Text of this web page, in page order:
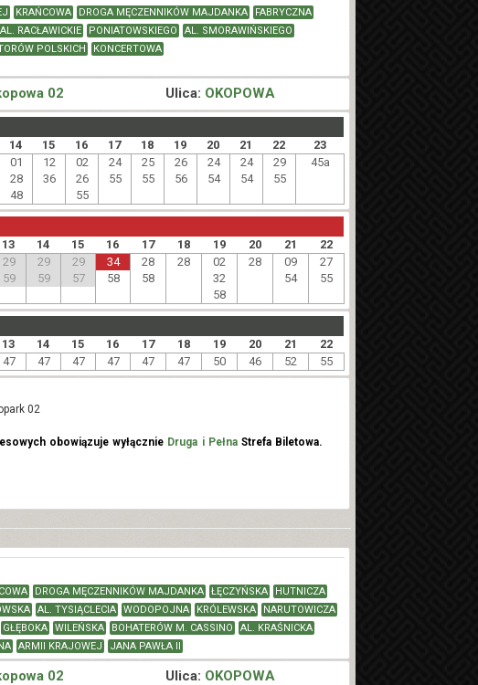
KRAŃCOWA DROGA MĘCZENNIKÓW MAJDANKA
FABRYCZNA
AL. RACŁAWICKIE PONIATOWSKIEGO
AL. SMORAWIŃSKIEGO
POLSKICH
KONCERTOWA
02 Ulica: OKOPOWA
14 15 16 17 18 19 20 21 22 23
01
28
48
12
36
02
26
55
24
55
25
55
26
56
24
54
24
54
29
55
45a
13 14 15 16 17 18 19 20 21 22
29
59
29
59
29
57
34
58
28
58
28
02
32
58
28
09
54
27
55
13 14 15 16 17 18 19 20 21 22
47 47 47 47 47 47 50 46 52 55
02
obowiązuje wyłącznie Druga i PełnaStrefa Biletowa.
DROGA MĘCZENNIKÓW MAJDANKA ŁĘCZYŃSKA
HUTNICZA
AL. TYSIĄCLECIA WODOPOJNA KRÓLEWSKA
NARUTOWICZA
GŁĘBOKA WILEŃSKA BOHATERÓW M. CASSINO
AL. KRAŚNICKA
ARMII KRAJOWEJ JANA PAWŁA II
02 Ulica: OKOPOWA